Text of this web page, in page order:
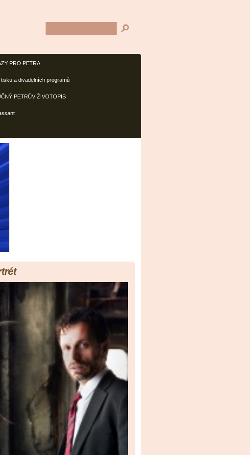
PRO PETRA
tisku a divadelních programů
PETRŮV ŽIVOTOPIS